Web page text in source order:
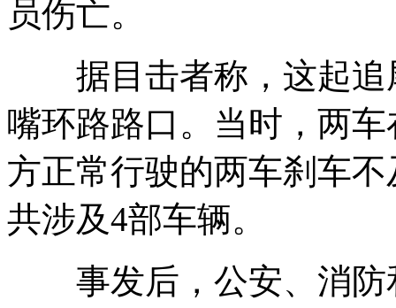
员伤亡。
据目击者称，这起追
嘴环路路口。当时，两
方正常行驶的两车刹车
共涉及4部车辆。
事发后，公安、消防